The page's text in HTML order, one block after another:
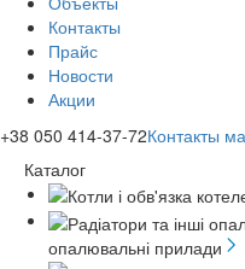
Контакты
Прайс
Новости
Акции
+38 050 414-37-72Контакты
Каталог
опалювальні прилади